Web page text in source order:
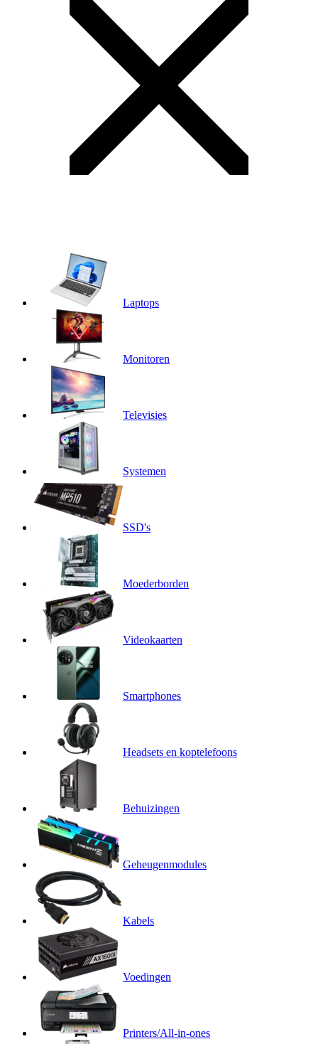
Laptops
Monitoren
Televisies
Systemen
SSD's
Moederborden
Videokaarten
Smartphones
Headsets en koptelefoons
Behuizingen
Geheugenmodules
Kabels
Voedingen
Printers/All-in-ones